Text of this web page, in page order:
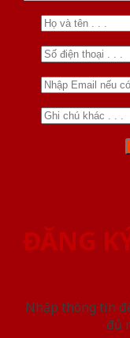
ĐĂNG
Nhập thông tin
đủ